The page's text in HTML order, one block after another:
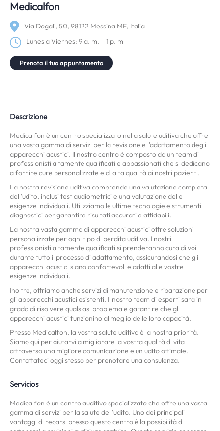
Medicalfon
Via Dogali, 50, 98122 Messina ME, Italia
Lunes a Viernes: 9 a. m. – 1 p. m
Prenota il tuo appuntamento
Descrizione
Medicalfon è un centro specializzato nella salute uditiva che offre
una vasta gamma di servizi per la revisione e l'adattamento degli
apparecchi acustici. Il nostro centro è composto da un team di
professionisti altamente qualificati e appassionati che si dedicano
a fornire cure personalizzate e di alta qualità ai nostri pazienti.
La nostra revisione uditiva comprende una valutazione completa
dell'udito, inclusi test audiometrici e una valutazione delle
esigenze individuali. Utilizziamo le ultime tecnologie e strumenti
diagnostici per garantire risultati accurati e affidabili.
La nostra vasta gamma di apparecchi acustici offre soluzioni
personalizzate per ogni tipo di perdita uditiva. I nostri
professionisti altamente qualificati si prenderanno cura di voi
durante tutto il processo di adattamento, assicurandosi che gli
apparecchi acustici siano confortevoli e adatti alle vostre
esigenze individuali.
Inoltre, offriamo anche servizi di manutenzione e riparazione per
gli apparecchi acustici esistenti. Il nostro team di esperti sarà in
grado di risolvere qualsiasi problema e garantire che gli
apparecchi acustici funzionino al meglio delle loro capacità.
Presso Medicalfon, la vostra salute uditiva è la nostra priorità.
Siamo qui per aiutarvi a migliorare la vostra qualità di vita
attraverso una migliore comunicazione e un udito ottimale.
Contattateci oggi stesso per prenotare una consulenza.
Servicios
Medicalfon è un centro auditivo specializzato che offre una vasta
gamma di servizi per la salute dell'udito. Uno dei principali
vantaggi di recarsi presso questo centro è la possibilità di